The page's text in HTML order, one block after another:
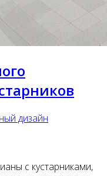
дизайн
с кустарниками,